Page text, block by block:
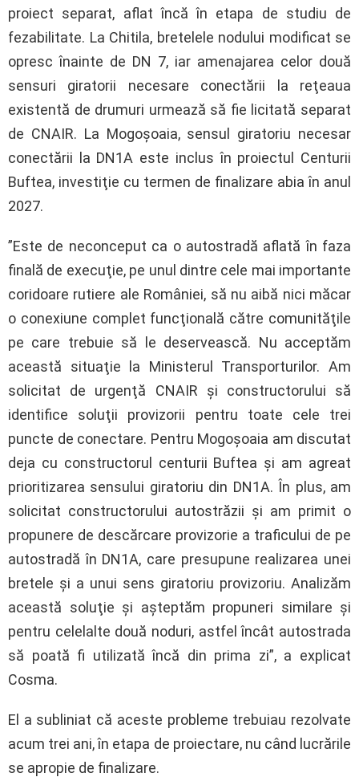
proiect separat, aflat încă în etapa de studiu de
fezabilitate. La Chitila, bretelele nodului modificat se
opresc înainte de DN 7, iar amenajarea celor două
sensuri giratorii necesare conectării la reţeaua
existentă de drumuri urmează să fie licitată separat
de CNAIR. La Mogoşoaia, sensul giratoriu necesar
conectării la DN1A este inclus în proiectul Centurii
Buftea, investiţie cu termen de finalizare abia în anul
2027.
”Este de neconceput ca o autostradă aflată în faza
finală de execuţie, pe unul dintre cele mai importante
coridoare rutiere ale României, să nu aibă nici măcar
o conexiune complet funcţională către comunităţile
pe care trebuie să le deservească. Nu acceptăm
această situaţie la Ministerul Transporturilor. Am
solicitat de urgenţă CNAIR şi constructorului să
identifice soluţii provizorii pentru toate cele trei
puncte de conectare. Pentru Mogoşoaia am discutat
deja cu constructorul centurii Buftea şi am agreat
prioritizarea sensului giratoriu din DN1A. În plus, am
solicitat constructorului autostrăzii şi am primit o
propunere de descărcare provizorie a traficului de pe
autostradă în DN1A, care presupune realizarea unei
bretele şi a unui sens giratoriu provizoriu. Analizăm
această soluţie şi aşteptăm propuneri similare şi
pentru celelalte două noduri, astfel încât autostrada
să poată fi utilizată încă din prima zi”, a explicat
Cosma.
El a subliniat că aceste probleme trebuiau rezolvate
acum trei ani, în etapa de proiectare, nu când lucrările
se apropie de finalizare.